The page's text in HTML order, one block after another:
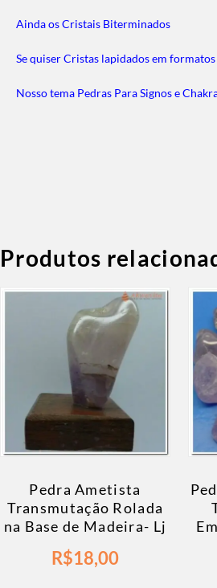
Ainda os Cristais Biterminados
Se quiser Cristas lapidados em
Nosso tema Pedras Para Signos e
Produtos
Pedra Ametista
Transmutação Rolada
na Base de Madeira- Lj
R$18,00